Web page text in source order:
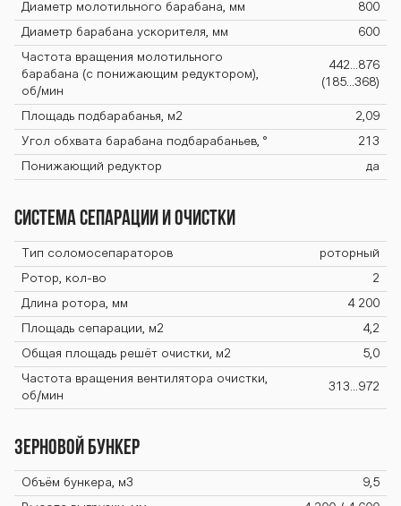
Диаметр молотильного барабана, мм 800
Диаметр барабана ускорителя, мм 600
Частота вращения молотильного
барабана (с понижающим редуктором),
об/мин
442...876
(185...368)
Площадь подбарабанья, м2 2,09
Угол обхвата барабана подбарабаньев, ° 213
Понижающий редуктор да
Система сепарации и очистки
Тип соломосепараторов роторный
Ротор, кол-во 2
Длина ротора, мм 4 200
Площадь сепарации, м2 4,2
Общая площадь решёт очистки, м2 5,0
Частота вращения вентилятора очистки,
об/мин
313...972
Зерновой бункер
Объём бункера, м3 9,5